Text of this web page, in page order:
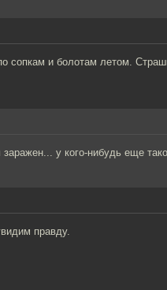
и болотам летом.
заражен... у кого-нибудь еще
правду.